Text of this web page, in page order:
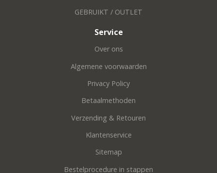
GEBRUIKT / OUTLET
Service
Over ons
Algemene voorwaarden
Privacy Policy
Betaalmethoden
Verzending & Retouren
Klantenservice
Sitemap
Bestelprocedure in stappen